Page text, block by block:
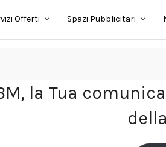
Offerti Spazi Pubblicitari
la Tua